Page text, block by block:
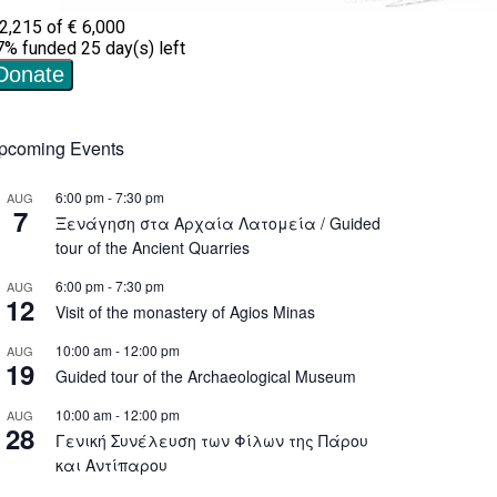
Events
AUG
7
6:00 pm-7:30 pm
Ξενάγηση στα Αρχαία Λατομεία / Guided
tour of the Ancient Quarries
AUG
12
6:00 pm-7:30 pm
Visit of the monastery of Agios Minas
AUG
19
10:00 am- 12:00 pm
Guided tour of the Archaeological Museum
AUG
28
10:00 am- 12:00 pm
Γενική Συνέλευση των Φίλων της Πάρου
και Αντίπαρου